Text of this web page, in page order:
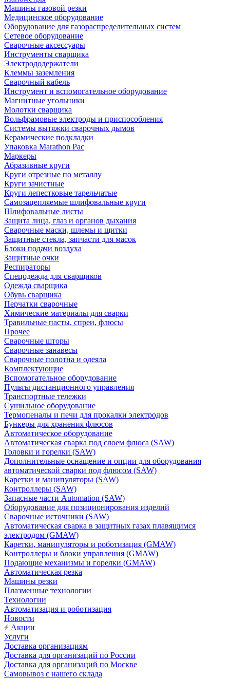
Машины газовой резки
Медицинское оборудование
Оборудование для газораспределительных систем
Сетевое оборудование
Сварочные аксессуары
Инструменты сварщика
Электрододержатели
Клеммы заземления
Сварочный кабель
Инструмент и вспомогательное оборудование
Магнитные угольники
Молотки сварщика
Вольфрамовые электроды и приспособления
Системы вытяжки сварочных дымов
Керамические подкладки
Упаковка Marathon Pac
Маркеры
Абразивные круги
Круги отрезные по металлу
Круги зачистные
Круги лепестковые тарельчатые
Самозацепляемые шлифовальные круги
Шлифовальные листы
Защита лица, глаз и органов дыхания
Сварочные маски, шлемы и щитки
Защитные стекла, запчасти для масок
Блоки подачи воздуха
Защитные очки
Респираторы
Спецодежда для сварщиков
Одежда сварщика
Обувь сварщика
Перчатки сварочные
Химические материалы для сварки
Травильные пасты, спреи, флюсы
Прочее
Сварочные шторы
Сварочные занавесы
Сварочные полотна и одеяла
Комплектующие
Вспомогательное оборудование
Пульты дистанционного управления
Транспортные тележки
Сушильное оборудование
Термопеналы и печи для прокалки электродов
Бункеры для хранения флюсов
Автоматическое оборудование
Автоматическая сварка под слоем флюса (SAW)
Головки и горелки (SAW)
Дополнительные оснащение и опции для оборудования
автоматической сварки под флюсом (SAW)
Каретки и манипуляторы (SAW)
Контроллеры (SAW)
Запасные части Automation (SAW)
Оборудование для позиционирования изделий
Сварочные источники (SAW)
Автоматическая сварка в защитных газах плавящимся
электродом (GMAW)
Каретки, манипуляторы и роботизация (GMAW)
Контроллеры и блоки управления (GMAW)
Подающие механизмы и горелки (GMAW)
Автоматическая резка
Машины резки
Плазменные технологии
Технологии
Автоматизация и роботизация
Новости
Акции
Услуги
Доставка организациям
Доставка для организаций по России
Доставка для организаций по Москве
Самовывоз с нашего склада